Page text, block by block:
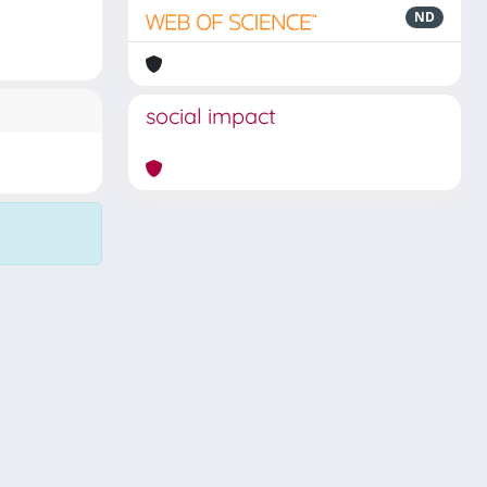
ND
social impact